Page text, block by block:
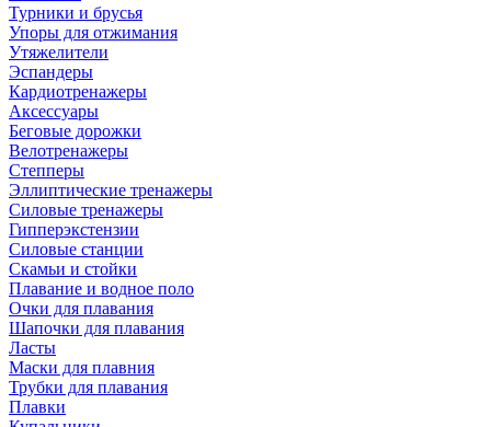
Турники и брусья
Упоры для отжимания
Утяжелители
Эспандеры
Кардиотренажеры
Аксессуары
Беговые дорожки
Велотренажеры
Степперы
Эллиптические тренажеры
Силовые тренажеры
Гипперэкстензии
Силовые станции
Скамьи и стойки
Плавание и водное поло
Очки для плавания
Шапочки для плавания
Ласты
Маски для плавния
Трубки для плавания
Плавки